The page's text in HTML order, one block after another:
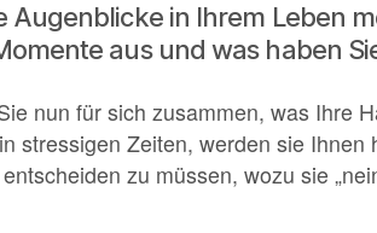
Augenblicke in Ihrem Leben
aus und was haben
nun für sich zusammen, was Ihre
stressigen Zeiten, werden sie
zu müssen, wozu sie